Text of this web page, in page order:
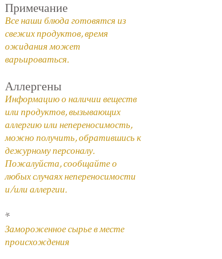
Примечание
Все наши блюда готовятся из
свежих продуктов, время
ожидания может
варьироваться.
Аллергены
Информацию о наличии веществ
или продуктов, вызывающих
аллергию или непереносимость,
можно получить, обратившись к
дежурному персоналу.
Пожалуйста, сообщайте о
любых случаях непереносимости
и/или аллергии.
*
Замороженное сырье в месте
происхождения